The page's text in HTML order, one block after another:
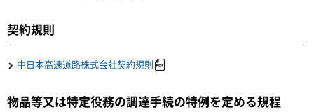
契約規則
中日本高速道路株式会社契約規則
物品等又は特定役務の調達手続の特例を定める規程